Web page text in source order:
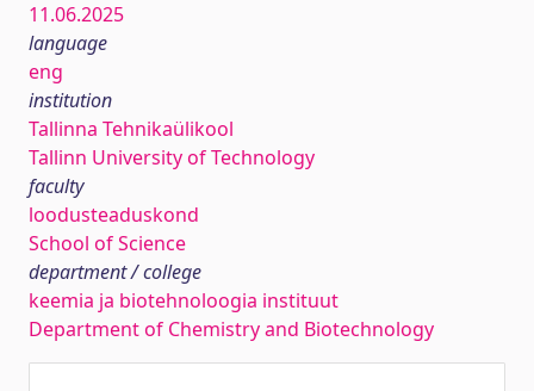
11.06.2025
language
eng
institution
Tallinna Tehnikaülikool
Tallinn University of Technology
faculty
loodusteaduskond
School of Science
department / college
keemia ja biotehnoloogia instituut
Department of Chemistry and Biotechnology